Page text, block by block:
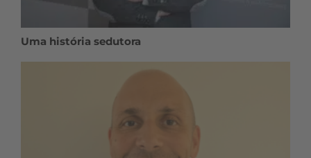
Uma história sedutora